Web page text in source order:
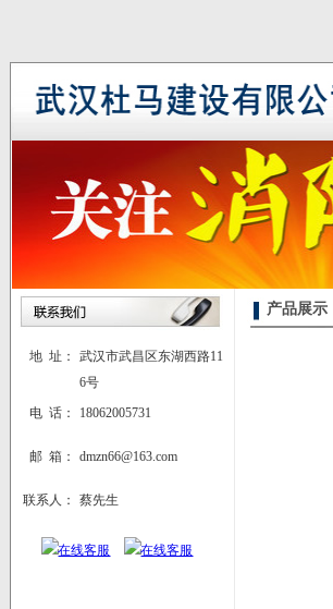
地 址：
武汉市武昌区东湖西路11
6号
电 话：
18062005731
邮 箱： dmzn66@163.com
联系人： 蔡先生
产品展示